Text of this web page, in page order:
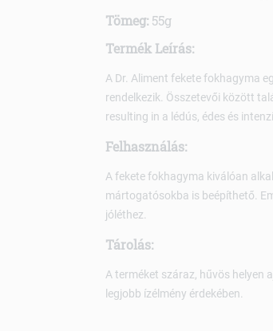
Tömeg: 55g
Termék Leírás:
A Dr. Aliment fekete fokhagyma
rendelkezik. Összetevői között
resulting in a lédús, édes és
Felhasználás:
A fekete fokhagyma kiválóan
mártogatósokba is beépíthető.
jóléthez.
Tárolás:
A terméket száraz, hűvös helyen
legjobb ízélmény érdekében.